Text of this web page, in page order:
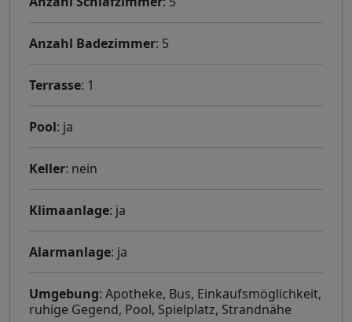
Anzahl Badezimmer: 5
Terrasse: 1
Pool: ja
Keller: nein
Klimaanlage: ja
Alarmanlage: ja
Umgebung: Apotheke, Bus, Einkaufsmöglichkeit,
ruhige Gegend, Pool, Spielplatz, Strandnähe